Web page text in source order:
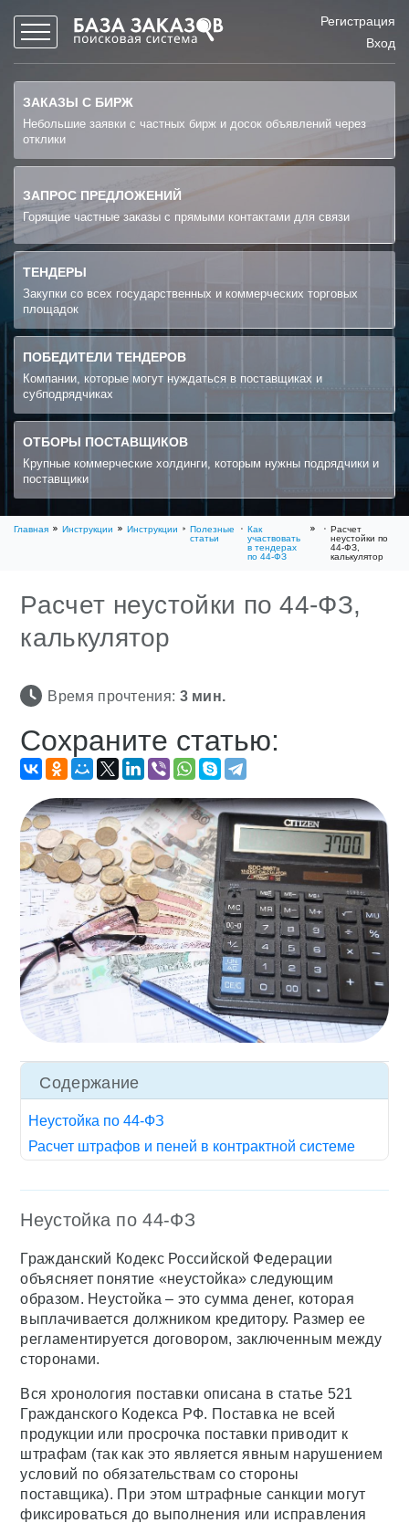
Регистрация
Вход
ЗАКАЗЫ С БИРЖ
Небольшие заявки с частных бирж и досок объявлений через
отклики
ЗАПРОС ПРЕДЛОЖЕНИЙ
Горящие частные заказы с прямыми контактами для связи
ТЕНДЕРЫ
Закупки со всех государственных и коммерческих торговых
площадок
ПОБЕДИТЕЛИ ТЕНДЕРОВ
Компании, которые могут нуждаться в поставщиках и
субподрядчиках
ОТБОРЫ ПОСТАВЩИКОВ
Крупные коммерческие холдинги, которым нужны подрядчики и
поставщики
Главная Инструкции Инструкции
Полезные
статьи
Как
участвовать
в тендерах
по 44-ФЗ
Расчет
неустойки по
44-ФЗ,
калькулятор
Расчет неустойки по 44-ФЗ,
калькулятор
Время прочтения: 3мин.
Сохраните статью:
Содержание
Неустойка по 44-ФЗ
Расчет штрафов и пеней в контрактной системе
Неустойка по 44-ФЗ
Гражданский Кодекс Российской Федерации
объясняет понятие «неустойка» следующим
образом. Неустойка – это сумма денег, которая
выплачивается должником кредитору. Размер ее
регламентируется договором, заключенным между
сторонами.
Вся хронология поставки описана в статье 521
Гражданского Кодекса РФ. Поставка не всей
продукции или просрочка поставки приводит к
штрафам (так как это является явным нарушением
условий по обязательствам со стороны
поставщика). При этом штрафные санкции могут
фиксироваться до выполнения или исправления